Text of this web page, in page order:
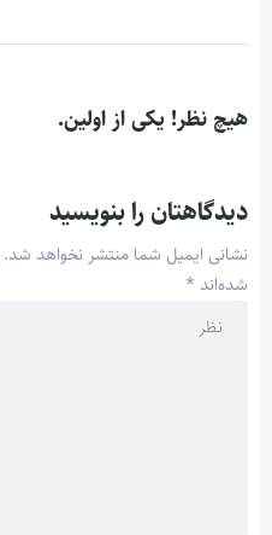
هیچ نظر! یکی از اولین.
دیدگاهتان را بنویسید
نشانی ایمیل شما منتشر نخواهد شد.
شده‌اند *